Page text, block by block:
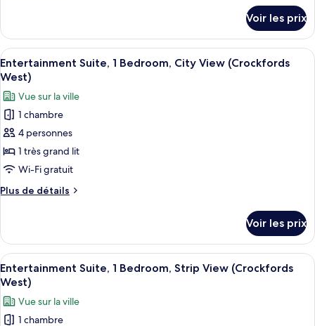
grands
lits,
vue
ville
le
type
de
chambre
Chambre
Supérieure,
2
grands
lits,
vue
Voir les prix
Afficher
toutes
les
photos
pour
ce
type
de
chambre :
Entertainment
1
Bedroom,
City
View
(Crockfords
West)
Une chambre d’hôtel moderne,
2
Entertainment Suite, 1 Bedroom, City View (Crockfords
West)
Vue sur la ville
1 chambre
4 personnes
1 très grand lit
Wi-Fi gratuit
Plus de détails
Plus
le
type
de
chambre
Entertainment
Suite,
Voir les prix
Afficher
toutes
les
photos
Une chambre d’hôtel moderne,
2
Entertainment Suite, 1 Bedroom, Strip View (Crockfords
West)
Vue sur la ville
1 chambre